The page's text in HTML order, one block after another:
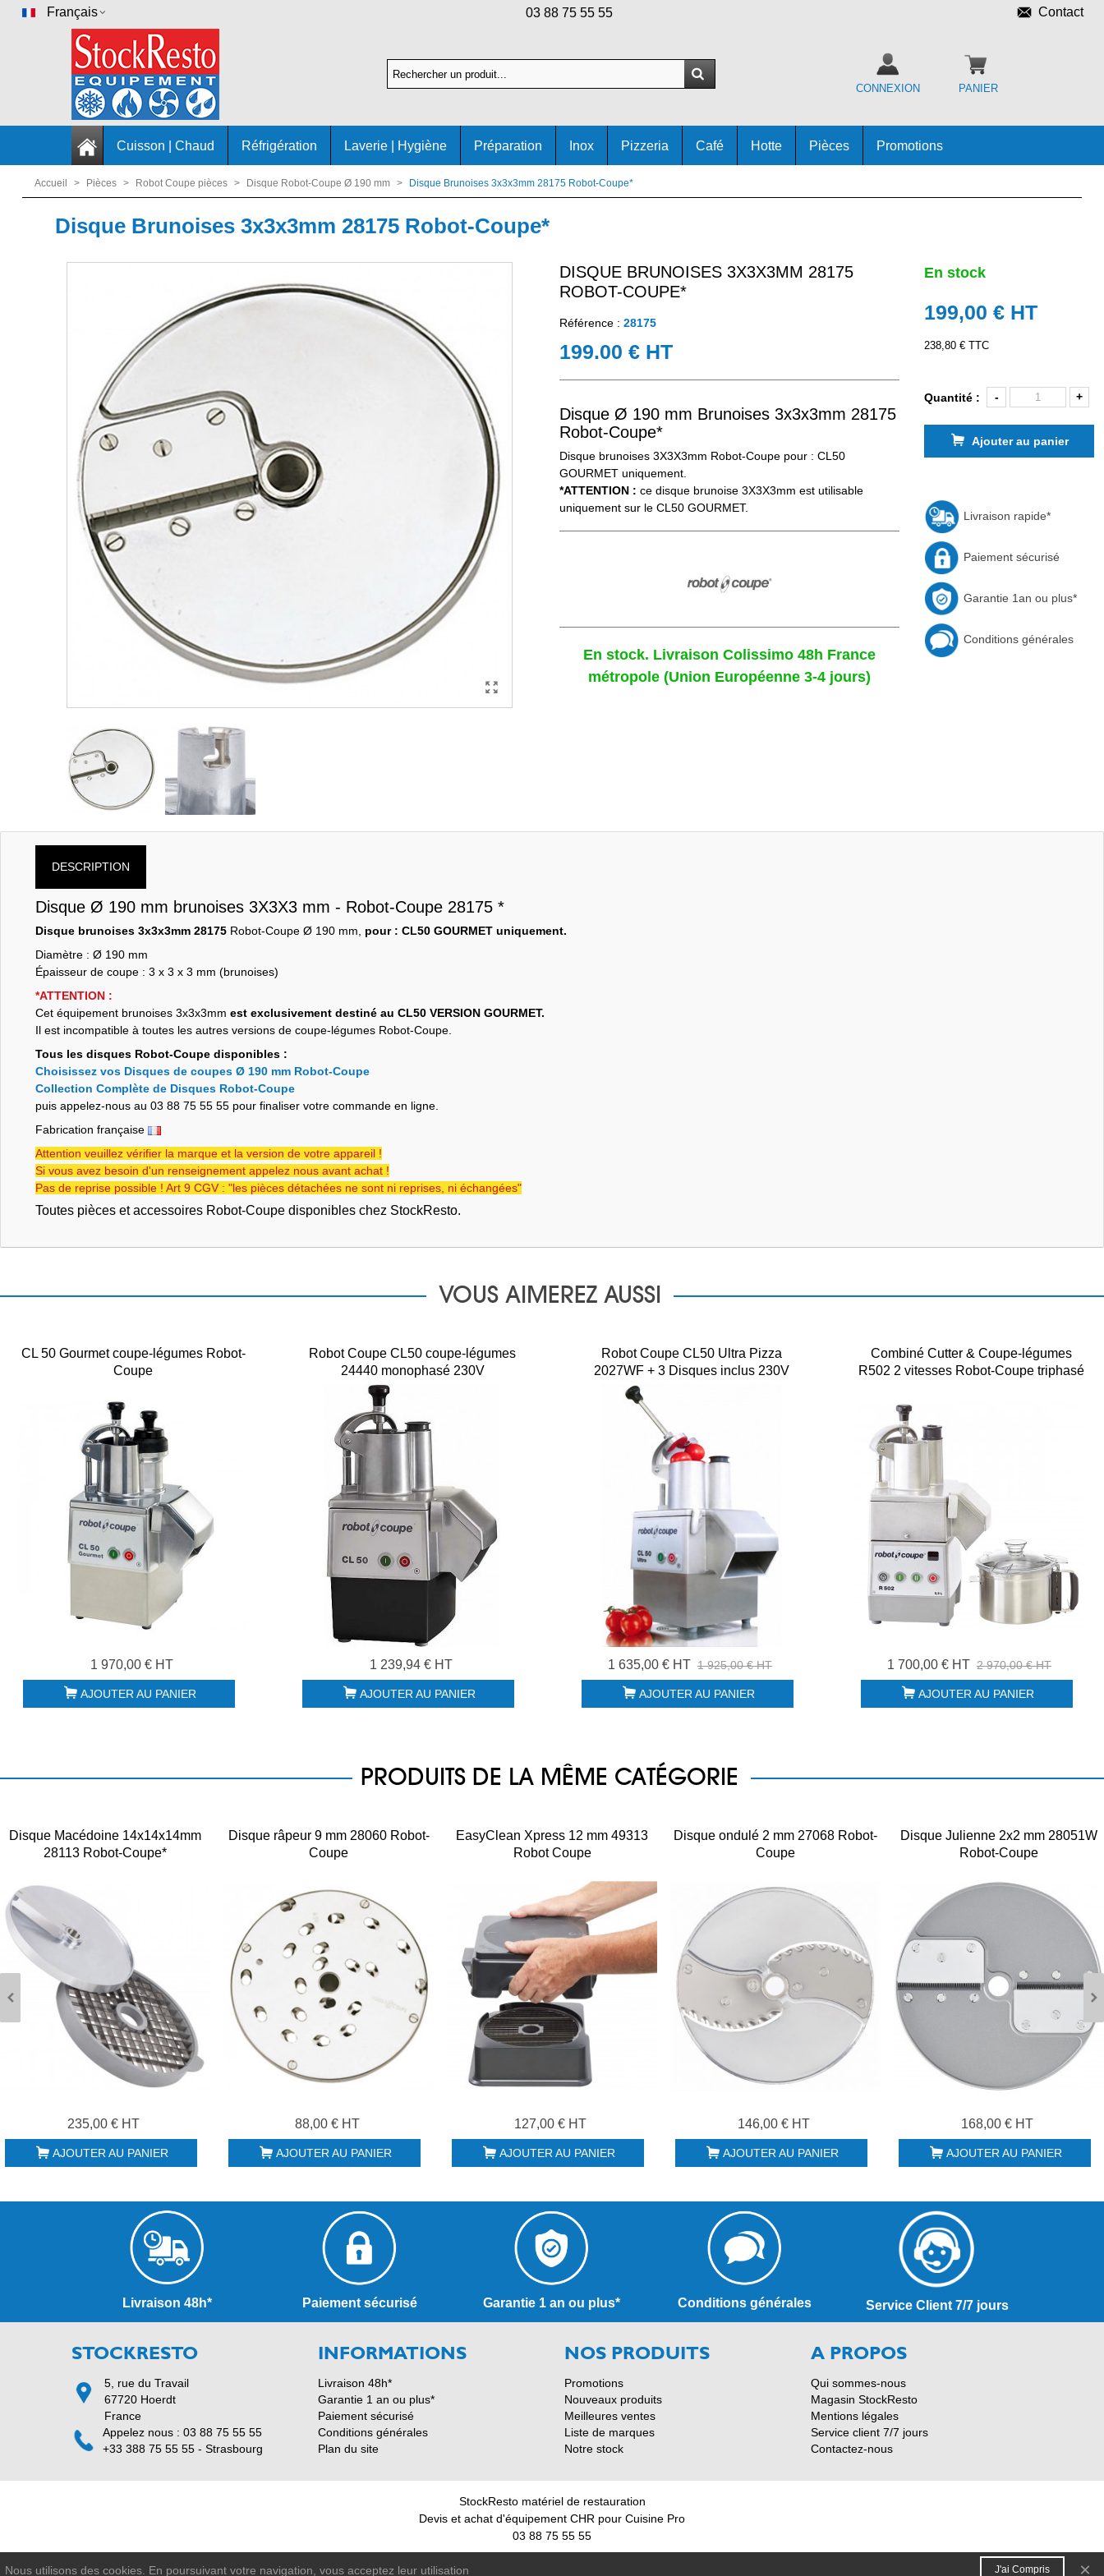
Français 03 88 75 55 55 Contact
CONNEXION PANIER
Cuisson | Chaud Réfrigération Laverie | Hygiène Préparation Inox Pizzeria Café Hotte Pièces Promotions
Accueil > Pièces > Robot Coupe pièces > Disque Robot-Coupe Ø 190 mm > Disque Brunoises 3x3x3mm 28175 Robot-Coupe*
Disque Brunoises 3x3x3mm 28175 Robot-Coupe*
DISQUE BRUNOISES 3X3X3MM 28175
ROBOT-COUPE*
Référence : 28175
199.00 € HT
Disque Ø 190 mm Brunoises 3x3x3mm 28175
Robot-Coupe*
Disque brunoises 3X3X3mm Robot-Coupe pour : CL50
GOURMET uniquement.
*ATTENTION : ce disque brunoise 3X3X3mm est utilisable
uniquement sur le CL50 GOURMET.
En stock. Livraison Colissimo 48h France
métropole (Union Européenne 3-4 jours)
En stock
199,00 € HT
238,80 € TTC
Quantité : - +
Ajouter au panier
Livraison rapide*
Paiement sécurisé
Garantie 1an ou plus*
Conditions générales
DESCRIPTION
Disque Ø 190 mm brunoises 3X3X3 mm - Robot-Coupe 28175 *
Disque brunoises 3x3x3mm 28175Robot-Coupe Ø 190 mm, pour : CL50 GOURMET uniquement.
Diamètre : Ø 190 mm
Épaisseur de coupe : 3 x 3 x 3 mm (brunoises)
*ATTENTION :
Cet équipement brunoises 3x3x3mm est exclusivement destiné au CL50 VERSION GOURMET.
Il est incompatible à toutes les autres versions de coupe-légumes Robot-Coupe.
Tous les disques Robot-Coupe disponibles :
Choisissez vos Disques de coupes Ø 190 mm Robot-Coupe
Collection Complète de Disques Robot-Coupe
puis appelez-nous au 03 88 75 55 55 pour finaliser votre commande en ligne.
Fabrication française
Attention veuillez vérifier la marque et la version de votre appareil !
Si vous avez besoin d'un renseignement appelez nous avant achat !
Pas de reprise possible ! Art 9 CGV : "les pièces détachées ne sont ni reprises, ni échangées"
Toutes pièces et accessoires Robot-Coupe disponibles chez StockResto.
VOUS AIMEREZ AUSSI
CL 50 Gourmet coupe-légumes Robot-
Coupe
1 970,00 € HT
AJOUTER AU PANIER
Robot Coupe CL50 coupe-légumes
24440 monophasé 230V
1 239,94 € HT
AJOUTER AU PANIER
Robot Coupe CL50 Ultra Pizza
2027WF + 3 Disques inclus 230V
1 635,00 € HT 1 925,00 € HT
AJOUTER AU PANIER
Combiné Cutter & Coupe-légumes
R502 2 vitesses Robot-Coupe triphasé
1 700,00 € HT 2 970,00 € HT
AJOUTER AU PANIER
PRODUITS DE LA MÊME CATÉGORIE
Disque Macédoine 14x14x14mm
28113 Robot-Coupe*
235,00 € HT
AJOUTER AU PANIER
Disque râpeur 9 mm 28060 Robot-
Coupe
88,00 € HT
AJOUTER AU PANIER
EasyClean Xpress 12 mm 49313
Robot Coupe
127,00 € HT
AJOUTER AU PANIER
Disque ondulé 2 mm 27068 Robot-
Coupe
146,00 € HT
AJOUTER AU PANIER
Disque Julienne 2x2 mm 28051W
Robot-Coupe
168,00 € HT
AJOUTER AU PANIER
Livraison 48h* Paiement sécurisé Garantie 1 an ou plus* Conditions générales Service Client 7/7 jours
STOCKRESTO
5, rue du Travail
67720 Hoerdt
France
Appelez nous : 03 88 75 55 55
+33 388 75 55 55 - Strasbourg
INFORMATIONS
Livraison 48h*
Garantie 1 an ou plus*
Paiement sécurisé
Conditions générales
Plan du site
NOS PRODUITS
Promotions
Nouveaux produits
Meilleures ventes
Liste de marques
Notre stock
A PROPOS
Qui sommes-nous
Magasin StockResto
Mentions légales
Service client 7/7 jours
Contactez-nous
StockResto matériel de restauration
Devis et achat d'équipement CHR pour Cuisine Pro
03 88 75 55 55
© 2011-2026 - StockResto +33 388 755 555
Nous utilisons des cookies. En poursuivant votre navigation, vous acceptez leur utilisation J'ai Compris ×